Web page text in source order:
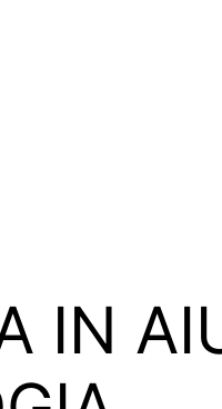
IN